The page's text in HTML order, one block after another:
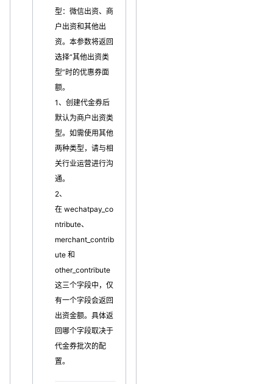
型：微信出资、商
户出资和其他出
资。本参数将返回
选择“其他出资类
型”时的优惠券面
额。
1、创建代金券后
默认为商户出资类
型。如需使用其他
两种类型，请与相
关行业运营进行沟
通。
2、
在 wechatpay_co
ntribute、
merchant_contrib
ute 和
other_contribute
这三个字段中，仅
有一个字段会返回
出资金额。具体返
回哪个字段取决于
代金券批次的配
置。